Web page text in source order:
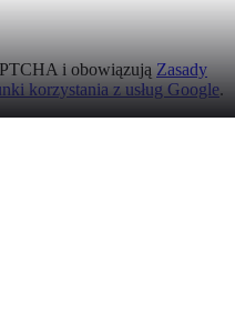
i obowiązują Zasady
korzystania z usług Google.